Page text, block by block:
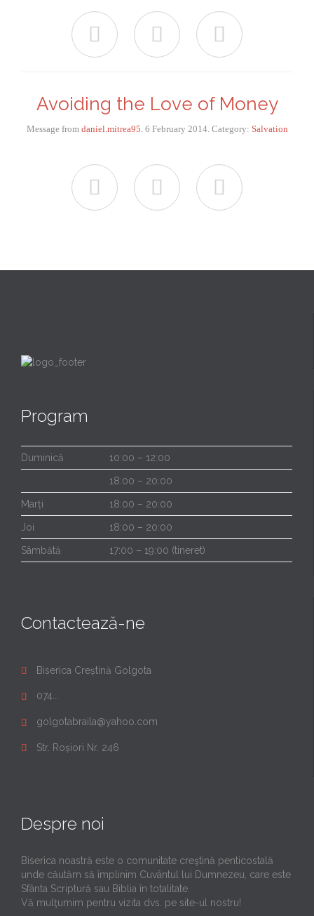
  
Avoiding the Love of Money
Message from daniel.mitrea95 . 6 February 2014. Category: Salvation
  
Program
Duminică 10:00 – 12:00
18:00 – 20:00
Marți 18:00 – 20:00
Joi 18:00 – 20:00
Sâmbătă 17:00 – 19:00 (tineret)
Contactează-ne
 Biserica Creștină Golgota
 074...
 golgotabraila@yahoo.com
 Str. Roșiori Nr. 246
Despre noi
Biserica noastră este o comunitate creştină penticostală
unde căutăm să împlinim Cuvântul lui Dumnezeu, care este
Sfânta Scriptură sau Biblia în totalitate.
Vă mulţumim pentru vizita dvs. pe site-ul nostru!